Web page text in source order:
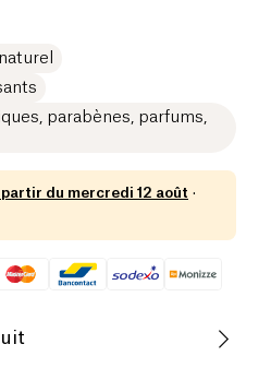
parabènes, parfums,
partir du mercredi 12 août ·